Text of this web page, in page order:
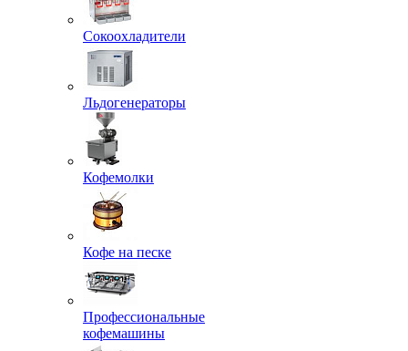
Сокоохладители
Льдогенераторы
Кофемолки
Кофе на песке
Профессиональные
кофемашины